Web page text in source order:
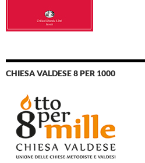
CHIESA VALDESE 8 PER 1000